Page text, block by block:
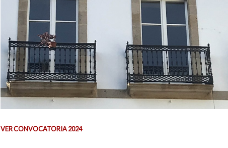
VER CONVOCATORIA 2024